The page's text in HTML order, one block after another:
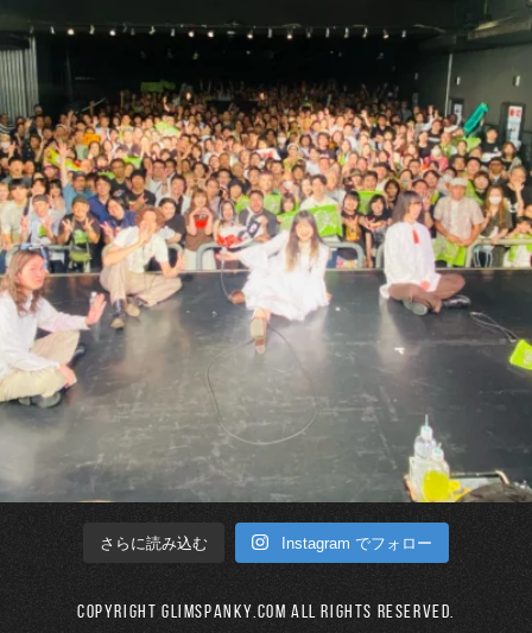
さらに読み込む Instagram でフォロー
Copyright GLIMSPANKY.COM All Rights Reserved.